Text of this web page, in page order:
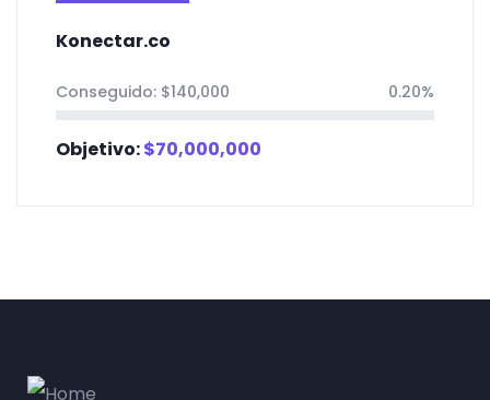
Konectar.co
Conseguido: $140,000 0.20%
Objetivo:$70,000,000